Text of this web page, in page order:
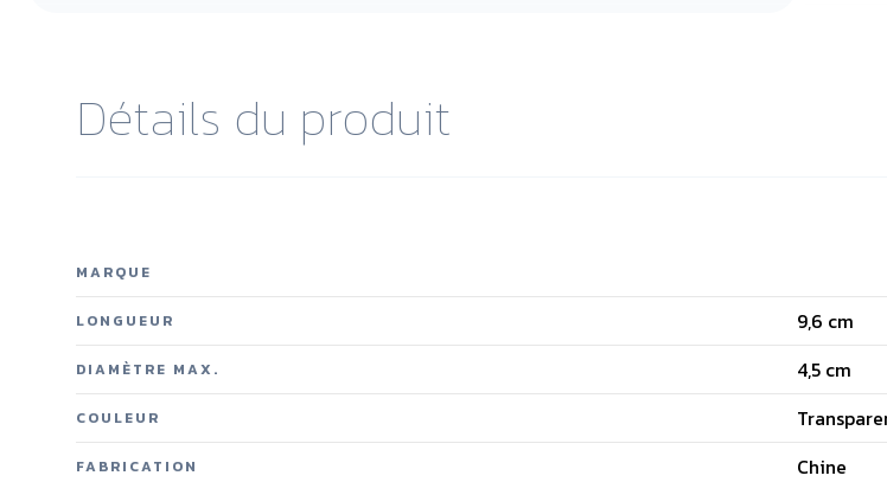
Détails du produit
MARQUE
LONGUEUR 9,6 cm
DIAMÈTRE MAX. 4,5 cm
COULEUR
FABRICATION Chine